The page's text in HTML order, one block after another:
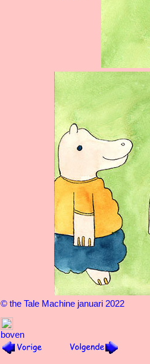
© the Tale Machine januari 2022
boven